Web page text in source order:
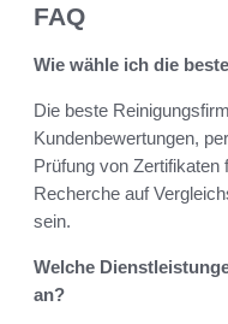
FAQ
Wie wähle ich die
Die beste
Kundenbewertungen,
Prüfung von Zertifikaten
Recherche auf
sein.
Welche
an?